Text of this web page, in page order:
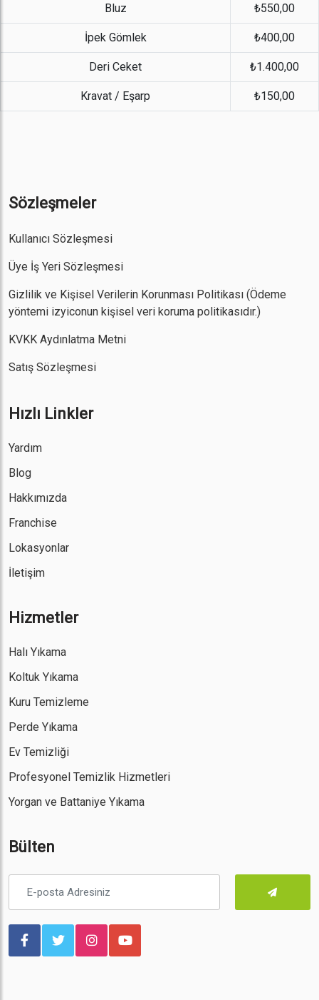
Bluz ₺550,00
İpek Gömlek ₺400,00
Deri Ceket ₺1.400,00
Kravat / Eşarp ₺150,00
Sözleşmeler
Kullanıcı Sözleşmesi
Üye İş Yeri Sözleşmesi
Gizlilik ve Kişisel Verilerin Korunması Politikası (Ödeme
yöntemi izyiconun kişisel veri koruma politikasıdır.)
KVKK Aydınlatma Metni
Satış Sözleşmesi
Hızlı Linkler
Yardım
Blog
Hakkımızda
Franchise
Lokasyonlar
İletişim
Hizmetler
Halı Yıkama
Koltuk Yıkama
Kuru Temizleme
Perde Yıkama
Ev Temizliği
Profesyonel Temizlik Hizmetleri
Yorgan ve Battaniye Yıkama
Bülten